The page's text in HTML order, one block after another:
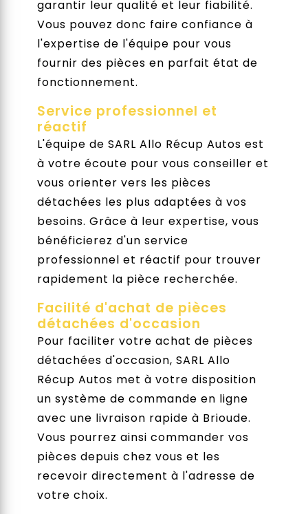
garantir leur qualité et leur fiabilité.
Vous pouvez donc faire confiance à
l'expertise de l'équipe pour vous
fournir des pièces en parfait état de
fonctionnement.
Service professionnel et
réactif
L'équipe de SARL Allo Récup Autos est
à votre écoute pour vous conseiller et
vous orienter vers les pièces
détachées les plus adaptées à vos
besoins. Grâce à leur expertise, vous
bénéficierez d'un service
professionnel et réactif pour trouver
rapidement la pièce recherchée.
Facilité d'achat de pièces
détachées d'occasion
Pour faciliter votre achat de pièces
détachées d'occasion, SARL Allo
Récup Autos met à votre disposition
un système de commande en ligne
avec une livraison rapide à Brioude.
Vous pourrez ainsi commander vos
pièces depuis chez vous et les
recevoir directement à l'adresse de
votre choix.